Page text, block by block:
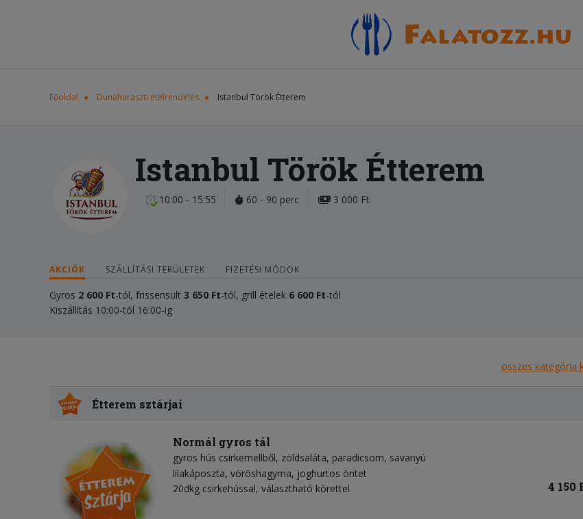
Főoldal Dunaharaszti ételrendelés Istanbul Török Étterem
Istanbul Török Étterem
10:00 - 15:55 60 - 90 perc 3 000 Ft
AKCIÓK SZÁLLÍTÁSI TERÜLETEK FIZETÉSI MÓDOK
Gyros 2 600 Ft-tól, frissensült 3 650 Ft-tól, grill ételek 6 600 Ft-tól
Kiszállítás 10:00-tól 16:00-ig
összes kategória
Étterem sztárjai
Normál gyros tál
gyros hús csirkemellből zöldsaláta paradicsom savanyú
lilakáposzta vöröshagyma joghurtos öntet
20dkg csirkehússal, választható körettel
4 150